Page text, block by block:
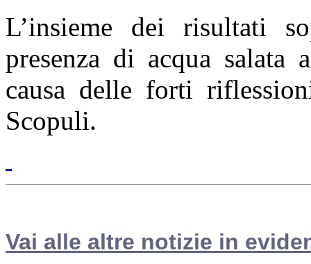
L’insieme dei risultati
presenza di acqua salata
causa delle forti
Scopuli.
Vai alle altre notizie in